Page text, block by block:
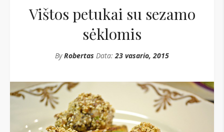
Vištos petukai su sezamo
sėklomis
ByRobertas Data:23 vasario, 2015